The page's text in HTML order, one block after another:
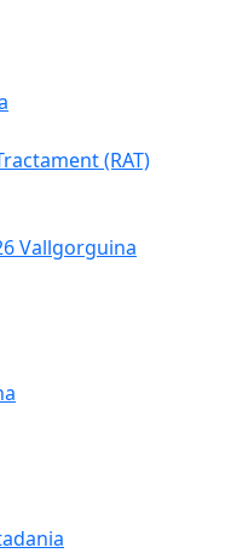
(RAT)
Vallgorguina